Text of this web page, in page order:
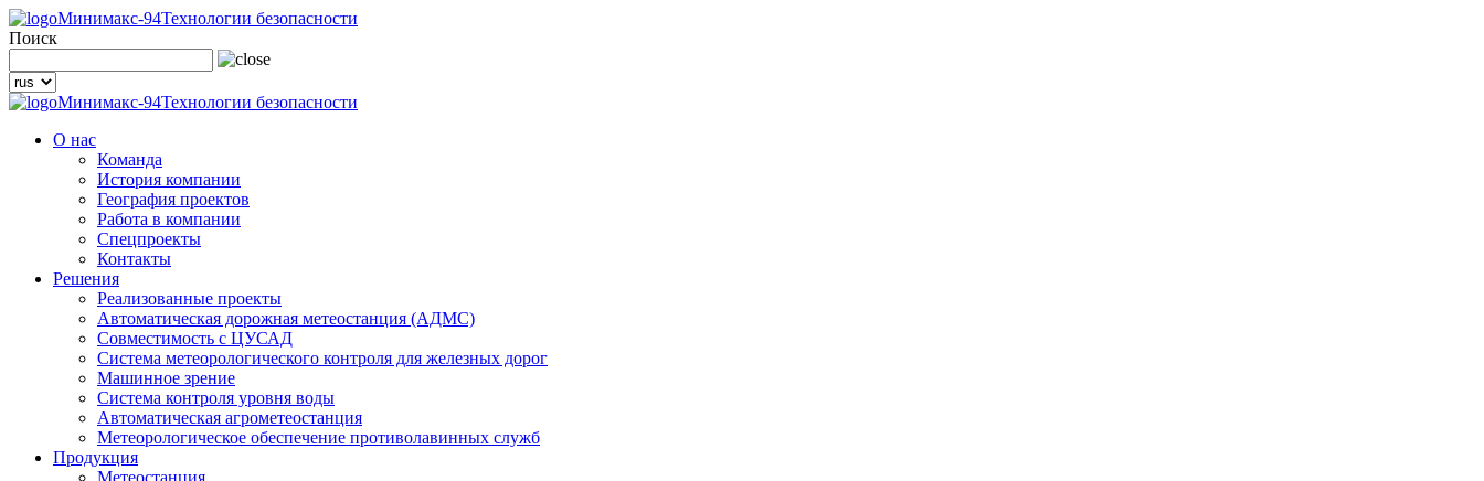
Минимакс-94Технологии безопасности
Поиск
Минимакс-94Технологии безопасности
О нас
Команда
История компании
География проектов
Работа в компании
Спецпроекты
Контакты
Решения
Реализованные проекты
Автоматическая дорожная метеостанция (АДМС)
Совместимость с ЦУСАД
Система метеорологического контроля для железных дорог
Машинное зрение
Система контроля уровня воды
Автоматическая агрометеостанция
Метеорологическое обеспечение противолавинных служб
Продукция
Метеостанция